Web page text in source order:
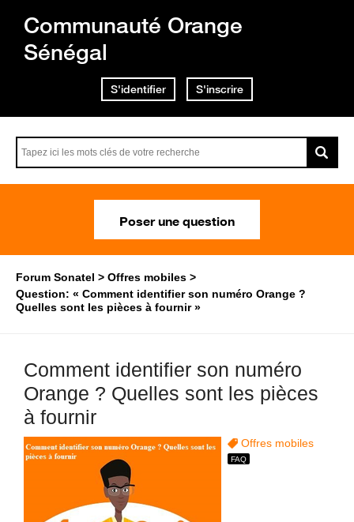
Communauté Orange
Sénégal
S'identifier S'inscrire
Poser une question
Forum Sonatel
Offres mobiles
Question: « Comment identifier son numéro Orange ?
Quelles sont les pièces à fournir »
Comment identifier son numéro
Orange ? Quelles sont les pièces
à fournir
Offres mobiles